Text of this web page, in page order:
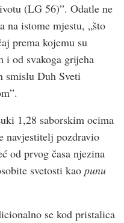
(LG 56)”. Odatle ne
na istome mjestu, „što
prema kojemu su
i od svakoga grijeha
smislu Duh Sveti
1,28 saborskim ocima
navjestitelj pozdravio
od prvog časa njezina
svetosti kao punu
se kod pristalica